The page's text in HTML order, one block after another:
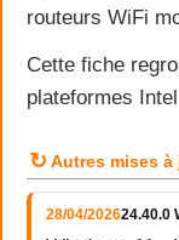
routeurs WiFi
Cette fiche
plateformes
↻ Autres mises à
28/04/202624.40.0